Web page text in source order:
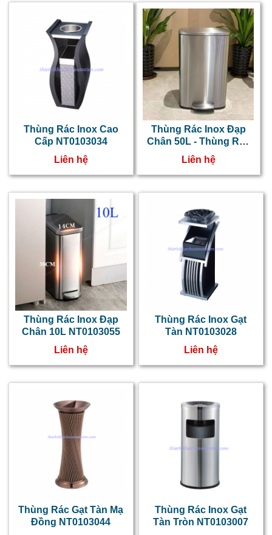
Thùng Rác Inox Cao
Cấp NT0103034
Liên hệ
Thùng Rác Inox Đạp
Chân 50L - Thùng Rác
Inox Phủ Nano Cao Cấp
Liên hệ
Thùng Rác Inox Đạp
Chân 10L NT0103055
Liên hệ
Thùng Rác Inox Gạt
Tàn NT0103028
Liên hệ
Thùng Rác Gạt Tàn Mạ
Đồng NT0103044
Thùng Rác Inox Gạt
Tàn Tròn NT0103007